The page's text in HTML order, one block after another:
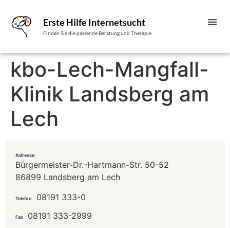
Erste Hilfe Internetsucht
Finden Sie die passende Beratung und Therapie
kbo-Lech-Mangfall-
Klinik Landsberg am
Lech
Adresse
Bürgermeister-Dr.-Hartmann-Str. 50-52
86899 Landsberg am Lech
Telefon 08191 333-0
Fax 08191 333-2999